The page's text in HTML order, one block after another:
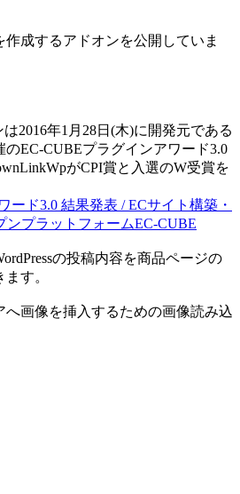
成するアドオンを公開していま
2016年1月28日(木)に開発元である
EC-CUBEプラグインアワード3.0
がCPI賞と入選のW受賞を
ード3.0 結果発表 / ECサイト構築・
ンプラットフォームEC-CUBE
の投稿内容を商品ページの
す。
画像を挿入するための画像読み込